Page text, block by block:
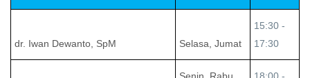
dr. Iwan Dewanto, SpM Selasa, Jumat
15:30 -
17:30